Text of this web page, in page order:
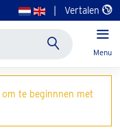
Vertalen
Menu
om te beginnnen met